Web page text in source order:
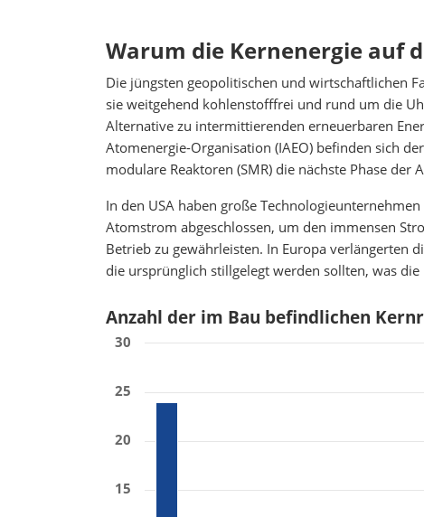
Warum die Kernenergie auf
Die jüngsten geopolitischen und wirtschaftlichen
sie weitgehend kohlenstofffrei und rund um die
Alternative zu intermittierenden erneuerbaren
Atomenergie-Organisation (IAEO) befinden sich
modulare Reaktoren (SMR) die nächste Phase
In den USA haben große
Atomstrom abgeschlossen, um den immensen
Betrieb zu gewährleisten. In Europa verlängerten
die ursprünglich stillgelegt werden sollten, was
Anzahl der im Bau befindlichen
15
20
25
30